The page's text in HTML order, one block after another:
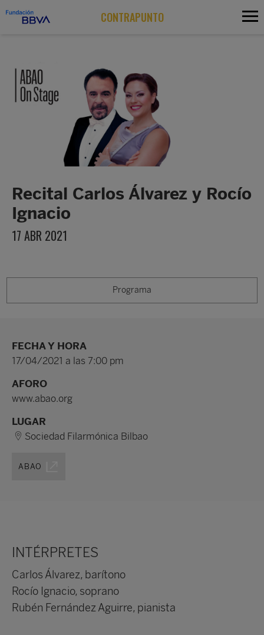
CONTRAPUNTO
Recital Carlos Álvarez y Rocío
Ignacio
17 ABR 2021
Programa
FECHA Y HORA
17/04/2021 a las 7:00 pm
AFORO
www.abao.org
LUGAR
Sociedad Filarmónica Bilbao
ABAO
INTÉRPRETES
Carlos Álvarez, barítono
Rocío Ignacio, soprano
Rubén Fernández Aguirre, pianista